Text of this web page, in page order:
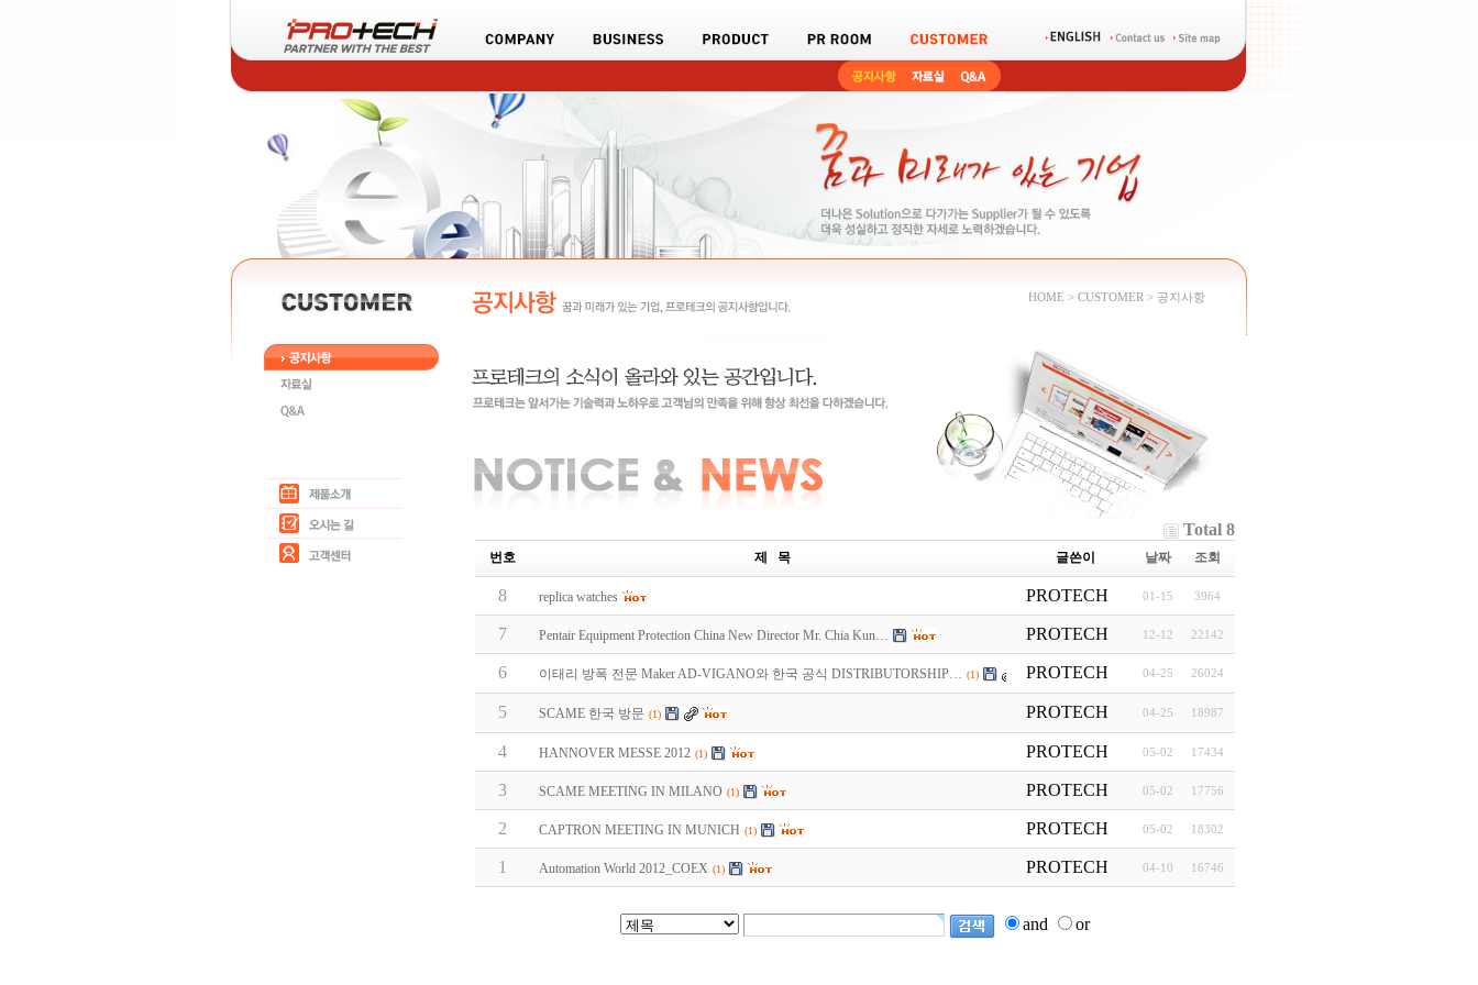
HOME > CUSTOMER > 공지사항
Total 8
번호 제 목 글쓴이 날짜 조회
8 replica watches PROTECH 01-15 3964
7 Pentair Equipment Protection China New Director Mr. Chia Kun… PROTECH 12-12 22142
6 이태리 방폭 전문 Maker AD-VIGANO와 한국 공식 DISTRIBUTORSHIP… (1) PROTECH 04-25 26024
5 SCAME 한국 방문 (1) PROTECH 04-25 18987
4 HANNOVER MESSE 2012 (1) PROTECH 05-02 17434
3 SCAME MEETING IN MILANO (1) PROTECH 05-02 17756
2 CAPTRON MEETING IN MUNICH (1) PROTECH 05-02 18302
1 Automation World 2012_COEX (1) PROTECH 04-10 16746
and or